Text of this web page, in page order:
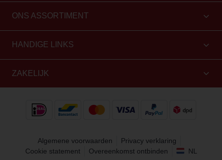
ONS ASSORTIMENT
HANDIGE LINKS
ZAKELIJK
Algemene voorwaarden
Privacy verklaring
Cookie statement
Overeenkomst ontbinden NL